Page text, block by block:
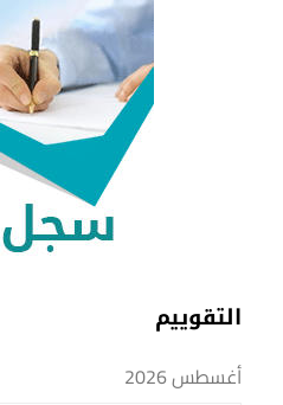
التقوييم
أغسطس 2026